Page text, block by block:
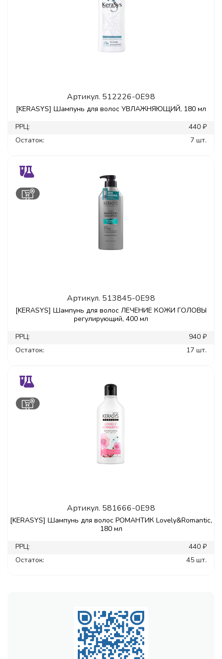
Артикул. 512226-0E98
[KERASYS] Шампунь для волос УВЛАЖНЯЮЩИЙ, 180 мл
РРЦ:
440 ₽
Остаток:
7 шт.
Артикул. 513845-0E98
[KERASYS] Шампунь для волос ЛЕЧЕНИЕ КОЖИ ГОЛОВЫ
регулирующий, 400 мл
РРЦ:
940 ₽
Остаток:
17 шт.
Артикул. 581666-0E98
[KERASYS] Шампунь для волос РОМАНТИК Lovely&Romantic,
180 мл
РРЦ:
440 ₽
Остаток:
45 шт.